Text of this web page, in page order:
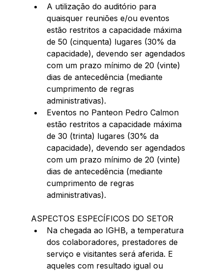
A utilização do auditório para
quaisquer reuniões e/ou eventos
estão restritos a capacidade máxima
de 50 (cinquenta) lugares (30% da
capacidade), devendo ser agendados
com um prazo mínimo de 20 (vinte)
dias de antecedência (mediante
cumprimento de regras
administrativas).
Eventos no Panteon Pedro Calmon
estão restritos a capacidade máxima
de 30 (trinta) lugares (30% da
capacidade), devendo ser agendados
com um prazo mínimo de 20 (vinte)
dias de antecedência (mediante
cumprimento de regras
administrativas).
ASPECTOS ESPECÍFICOS DO SETOR
Na chegada ao IGHB, a temperatura
dos colaboradores, prestadores de
serviço e visitantes será aferida. E
aqueles com resultado igual ou